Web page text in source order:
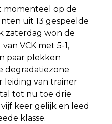
momenteel op de
uit 13 gespeelde
zaterdag won de
VCK met 5-1,
paar plekken
degradatiezone
leiding van trainer
tot nu toe drie
keer gelijk en leed
klasse.